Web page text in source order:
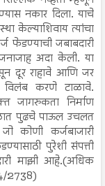
नकार दिला. याचे
केल्याशिवाय त्यांचा
फेडण्याची जबाबदारी
अदा केली. या
दूर राहावे आणि जर
करणे टाळावे.
जागरुकता निर्माण
पुढचे पाऊल उचलत
कोणी कर्जबाजारी
पुरेशी संपत्ती
माझी आहे.(अधिक
2738)